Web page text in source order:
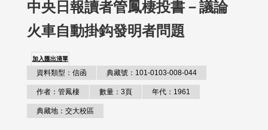
中央日報讀者管鳳棲投書－議論
火車自動掛鈎發明者問題
加入匯出清單
資料類型：信函 典藏號：101-0103-008-044
作者：管鳳棲 數量：3頁 年代：1961
典藏地：交大校區